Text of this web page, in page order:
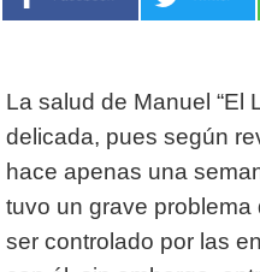
La salud de Manuel “El
delicada, pues según
hace apenas una
tuvo un grave
ser controlado por las